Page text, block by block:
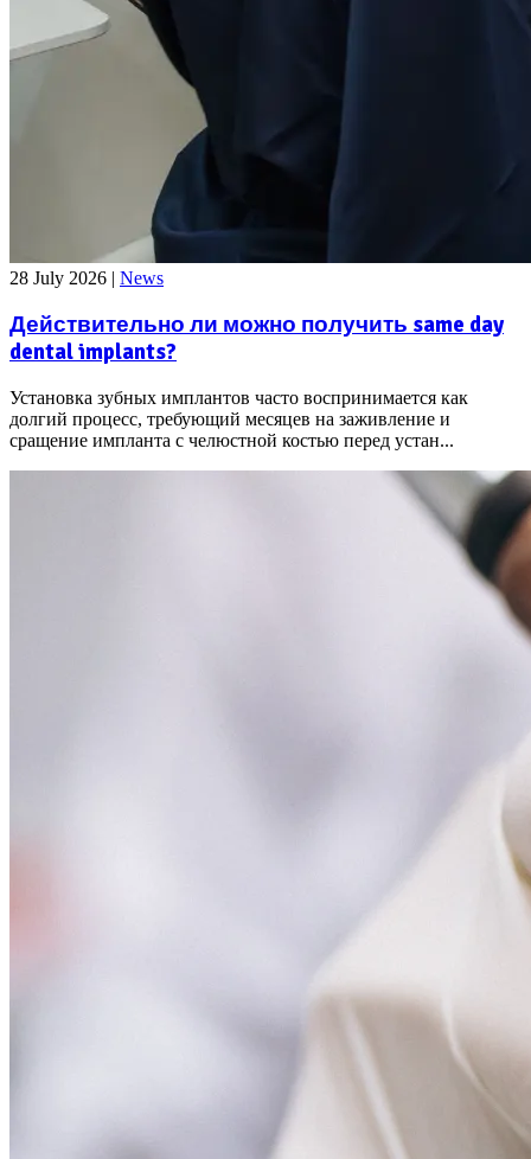
28 July 2026 | News
Действительно ли можно получить same day
dental implants?
Установка зубных имплантов часто воспринимается как
долгий процесс, требующий месяцев на заживление и
сращение импланта с челюстной костью перед устан...